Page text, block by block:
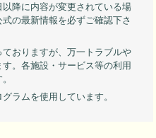
降に内容が変更されている場
の最新情報を必ずご確認下さ
おりますが、万一トラブルや
。各施設・サービス等の利用
ラムを使用しています。